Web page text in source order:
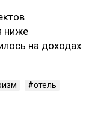
ниже
на доходах
отель